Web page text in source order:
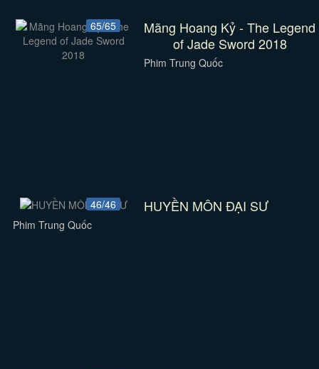
65/65
Mãng Hoang Kỷ - The Legend
of Jade Sword 2018
Phim Trung Quốc
46/46 HUYỀN MÔN ĐẠI SƯ
Phim Trung Quốc